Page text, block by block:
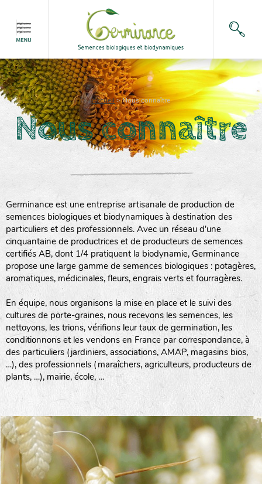
Accueil>Nous connaître
Nous connaître
Germinance est une entreprise artisanale de production de
semences biologiques et biodynamiques à destination des
particuliers et des professionnels. Avec un réseau d'une
cinquantaine de productrices et de producteurs de semences
certifiés AB, dont 1/4 pratiquent la biodynamie, Germinance
propose une large gamme de semences biologiques : potagères,
aromatiques, médicinales, fleurs, engrais verts et fourragères.
En équipe, nous organisons la mise en place et le suivi des
cultures de porte-graines, nous recevons les semences, les
nettoyons, les trions, vérifions leur taux de germination, les
conditionnons et les vendons en France par correspondance, à
des particuliers (jardiniers, associations, AMAP, magasins bios,
…), des professionnels (maraîchers, agriculteurs, producteurs de
plants, …), mairie, école, …